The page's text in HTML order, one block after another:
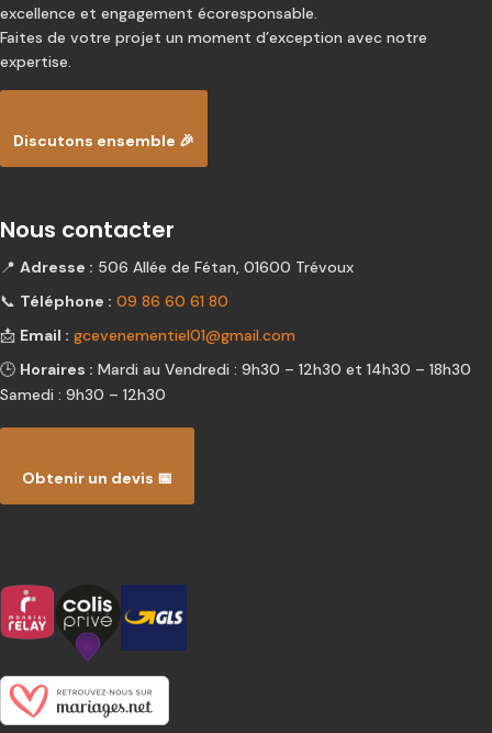
excellence et engagement écoresponsable.
Faites de votre projet un moment d’exception avec notre
expertise.
Discutons ensemble 🎉
Nous contacter
📍 Adresse : 506 Allée de Fétan, 01600 Trévoux
📞 Téléphone : 09 86 60 61 80
📩 Email : gcevenementiel01@gmail.com
🕒 Horaires : Mardi au Vendredi : 9h30 – 12h30 et 14h30 – 18h30
Samedi : 9h30 – 12h30
Obtenir un devis 📅